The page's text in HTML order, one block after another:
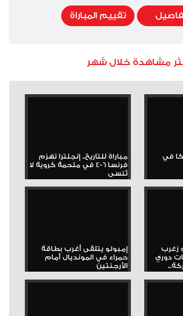
تقييم المباراة
مشاهدة خلال شهر
في
مباراة للتاريخ.. إنجلترا تهزم
فرنسا 6-4 في ملحمة كروية لا
تُنسى
زغرب
دوري
إمبولو يتلقى أغرب بطاقة
حمراء في المونديال أمام
الأرجنتين